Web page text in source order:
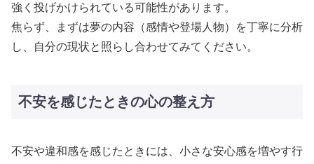
強く投げかけられている可能性があります。
焦らず、まずは夢の内容（感情や登場人物）を丁寧に分析
し、自分の現状と照らし合わせてみてください。
不安を感じたときの心の整え方
不安や違和感を感じたときには、小さな安心感を増やす行